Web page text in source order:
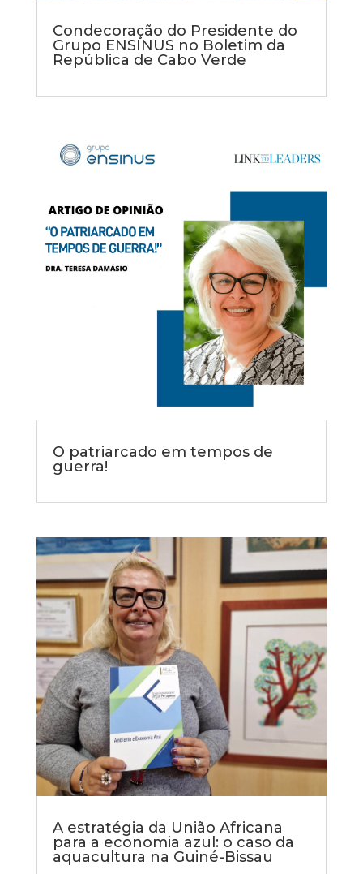
Condecoração do Presidente do
Grupo ENSINUS no Boletim da
República de Cabo Verde
O patriarcado em tempos de
guerra!
A estratégia da União Africana
para a economia azul: o caso da
aquacultura na Guiné-Bissau